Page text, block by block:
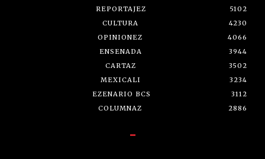
REPORTAJEZ
5102
CULTURA
4230
OPINIONEZ
4066
ENSENADA
3944
CARTAZ
3502
MEXICALI
3234
EZENARIO BCS
3112
COLUMNAZ
2886
-